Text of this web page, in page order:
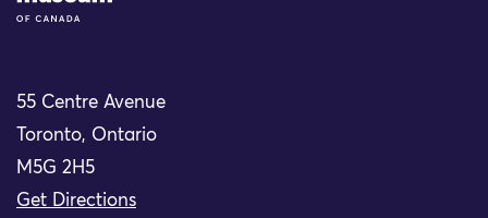
55 Centre Avenue
Toronto, Ontario
M5G 2H5
Get Directions